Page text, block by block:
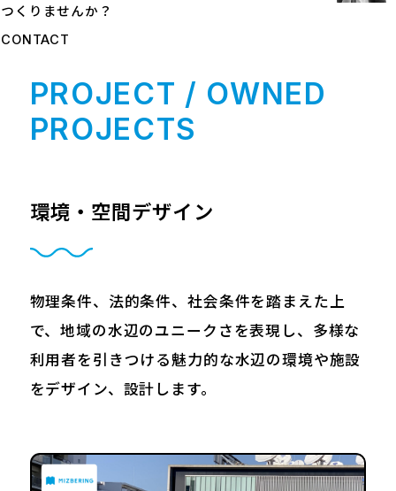
つくりませんか？
CONTACT
PROJECT / OWNED
PROJECTS
環境・空間デザイン
物理条件、法的条件、社会条件を踏まえた上
で、地域の水辺のユニークさを表現し、多様な
利用者を引きつける魅力的な水辺の環境や施設
をデザイン、設計します。